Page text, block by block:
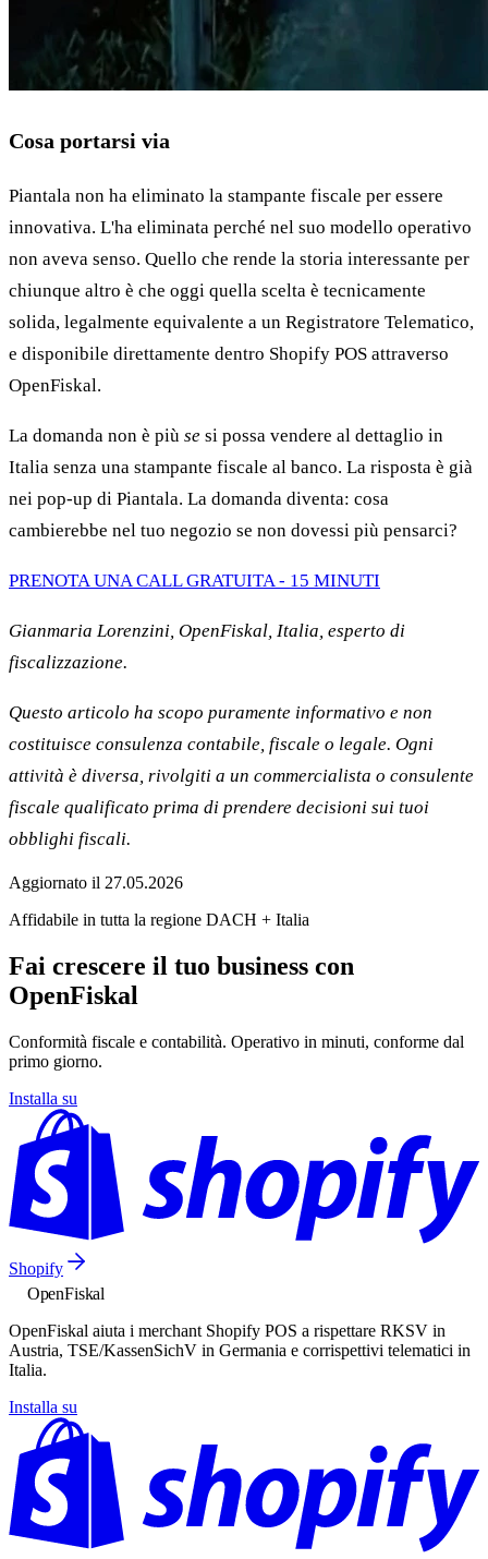
Cosa portarsi via
Piantala non ha eliminato la stampante fiscale per essere
innovativa. L'ha eliminata perché nel suo modello operativo
non aveva senso. Quello che rende la storia interessante per
chiunque altro è che oggi quella scelta è tecnicamente
solida, legalmente equivalente a un Registratore Telematico,
e disponibile direttamente dentro Shopify POS attraverso
OpenFiskal.
La domanda non è più se si possa vendere al dettaglio in
Italia senza una stampante fiscale al banco. La risposta è già
nei pop-up di Piantala. La domanda diventa: cosa
cambierebbe nel tuo negozio se non dovessi più pensarci?
PRENOTA UNA CALL GRATUITA - 15 MINUTI
Gianmaria Lorenzini, OpenFiskal, Italia, esperto di
fiscalizzazione.
Questo articolo ha scopo puramente informativo e non
costituisce consulenza contabile, fiscale o legale. Ogni
attività è diversa, rivolgiti a un commercialista o consulente
fiscale qualificato prima di prendere decisioni sui tuoi
obblighi fiscali.
Aggiornato il 27.05.2026
Affidabile in tutta la regione DACH + Italia
Fai crescere il tuo business con
OpenFiskal
Conformità fiscale e contabilità. Operativo in minuti, conforme dal
primo giorno.
Installa su
Shopify
OpenFiskal
OpenFiskal aiuta i merchant Shopify POS a rispettare RKSV in
Austria, TSE/KassenSichV in Germania e corrispettivi telematici in
Italia.
Installa su